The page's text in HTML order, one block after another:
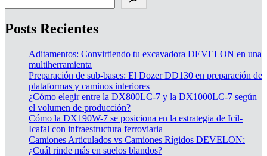
Posts Recientes
Aditamentos: Convirtiendo tu excavadora DEVELON en una
multiherramienta
Preparación de sub-bases: El Dozer DD130 en preparación de
plataformas y caminos interiores
¿Cómo elegir entre la DX800LC-7 y la DX1000LC-7 según
el volumen de producción?
Cómo la DX190W-7 se posiciona en la estrategia de Icil-
Icafal con infraestructura ferroviaria
Camiones Articulados vs Camiones Rígidos DEVELON:
¿Cuál rinde más en suelos blandos?